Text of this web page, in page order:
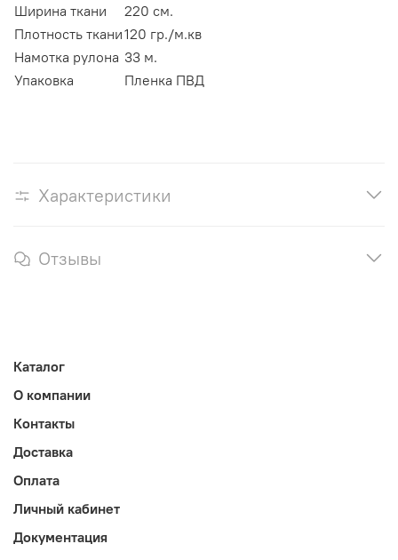
Ширина ткани
220 см.
Плотность ткани120 гр./м.кв
Намотка рулона 33 м.
Упаковка
Пленка ПВД
Характеристики
Отзывы
Каталог
О компании
Контакты
Доставка
Оплата
Личный кабинет
Документация